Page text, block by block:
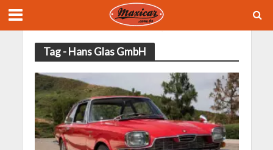
Tag - Hans Glas GmbH